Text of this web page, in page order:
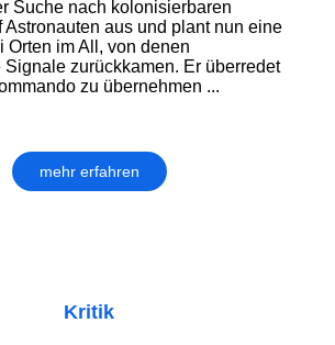
Suche nach kolonisierbaren
Astronauten aus und plant nun eine
Orten im All, von denen
Signale zurückkamen. Er überredet
zu übernehmen ...
mehr erfahren
Kritik